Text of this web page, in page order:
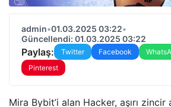
admin•01.03.2025 03:22•
Güncellendi: 01.03.2025 03:22
Paylaş: Twitter Facebook
Pinterest
Mira Bybit’i alan Hacker, aşırı